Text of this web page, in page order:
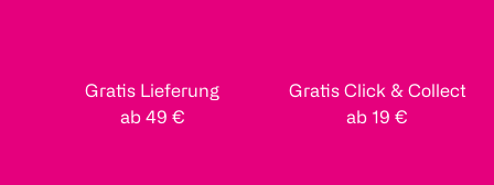
Gratis Lieferung
ab 49 €
Gratis Click & Collect
ab 19 €